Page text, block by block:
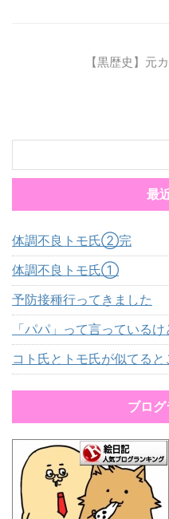
【黒歴史】
最
体調不良トモ氏②完
体調不良トモ氏①
予防接種行ってきました
「パパ」って言っている
コト氏とトモ氏が似てると
ブロ